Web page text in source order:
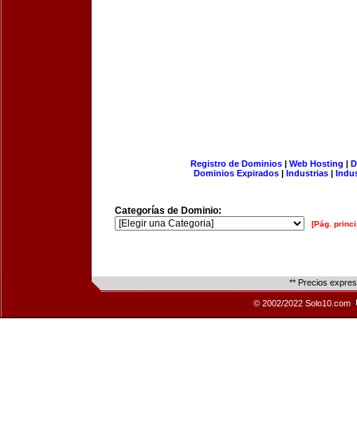
Registro de Dominios| Web Hosting |
Dominios Expirados | Industrias |
Categorías de Dominio:
[Pág.
** Precios
© 2002/2022 Solo10.com